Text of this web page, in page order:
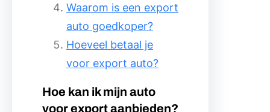
Waarom is een export
auto goedkoper?
Hoeveel betaal je
voor export auto?
Hoe kan ik mijn auto
voor export aanbieden?